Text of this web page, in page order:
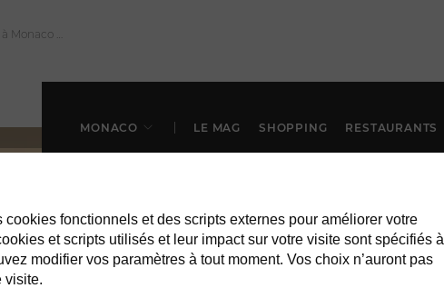
MONACO LE MAG SHOPPING RESTAURANTS
cookies fonctionnels et des scripts externes pour améliorer votre
et scripts utilisés et leur impact sur votre visite sont spécifiés à
modifier vos paramètres à tout moment. Vos choix n’auront pas
visite.